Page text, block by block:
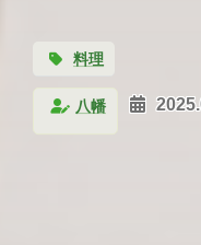
料理
八幡